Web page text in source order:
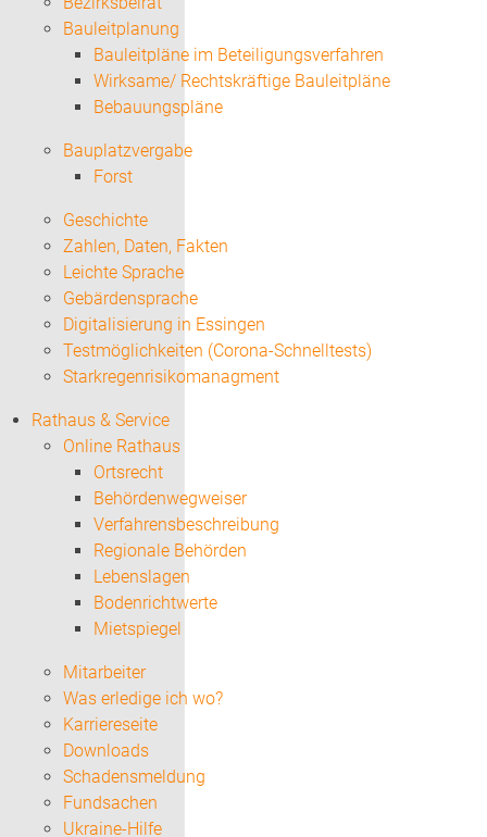
Bauleitplanung
Bauleitpläne im Beteiligungsverfahren
Wirksame/ Rechtskräftige Bauleitpläne
Bebauungspläne
Bauplatzvergabe
Forst
Geschichte
Zahlen, Daten, Fakten
Leichte Sprache
Gebärdensprache
Digitalisierung in Essingen
Testmöglichkeiten (Corona-Schnelltests)
Starkregenrisikomanagment
Rathaus & Service
Online Rathaus
Ortsrecht
Behördenwegweiser
Verfahrensbeschreibung
Regionale Behörden
Lebenslagen
Bodenrichtwerte
Mietspiegel
Mitarbeiter
Was erledige ich wo?
Karriereseite
Downloads
Schadensmeldung
Fundsachen
Ukraine-Hilfe